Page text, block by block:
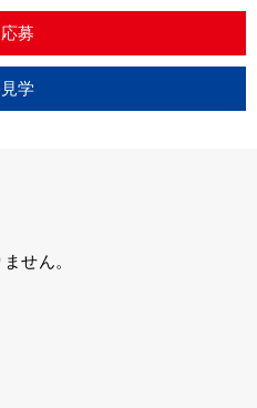
応募
見学
せん。